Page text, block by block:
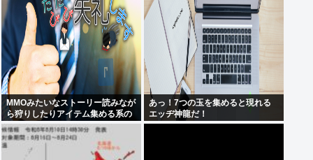
MMOみたいなストーリー読みなが
ら狩りしたりアイテム集める系の
ゲームがやりたい
あっ！7つの玉を集めると現れる
エッヂ神龍だ！